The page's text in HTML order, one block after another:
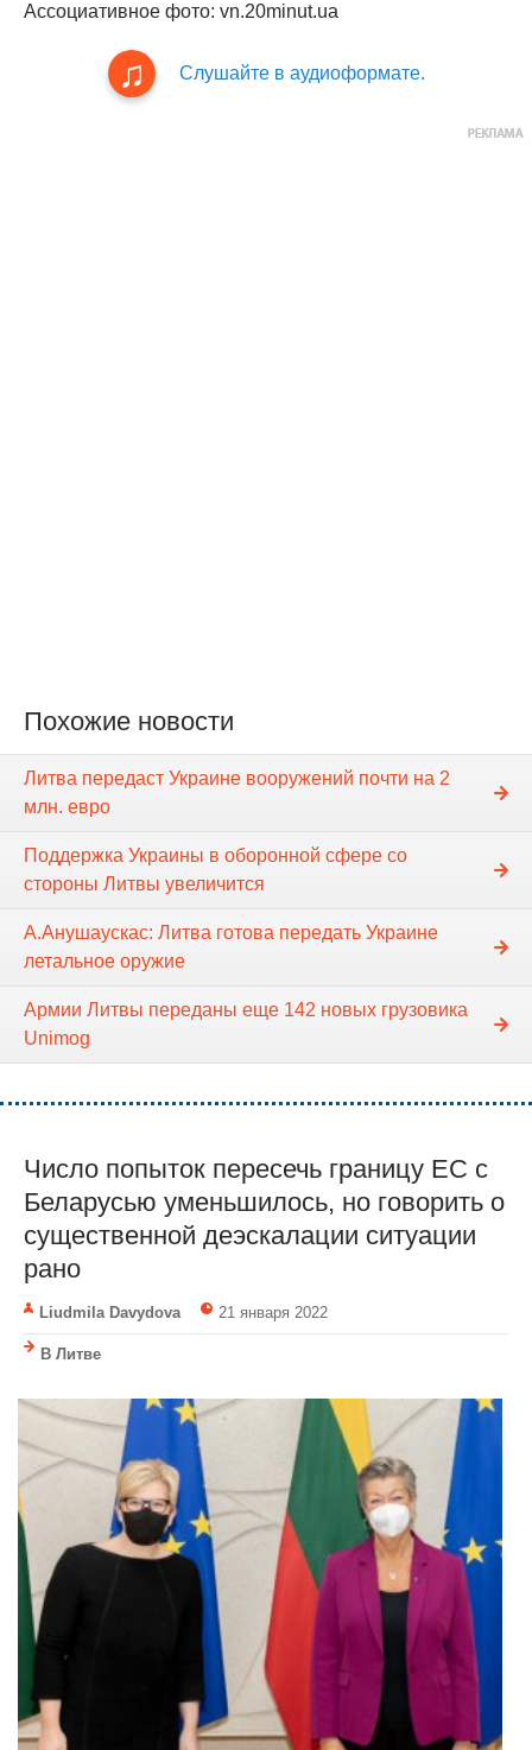
Ассоциативное фото: vn.20minut.ua
Слушайте в аудиоформате.
Похожие новости
Литва передаст Украине вооружений почти на 2
млн. евро
Поддержка Украины в оборонной сфере со
стороны Литвы увеличится
А.Анушаускас: Литва готова передать Украине
летальное оружие
Армии Литвы переданы еще 142 новых грузовика
Unimog
Число попыток пересечь границу ЕС с
Беларусью уменьшилось, но говорить о
существенной деэскалации ситуации
рано
Liudmila Davydova 21 января 2022
В Литве